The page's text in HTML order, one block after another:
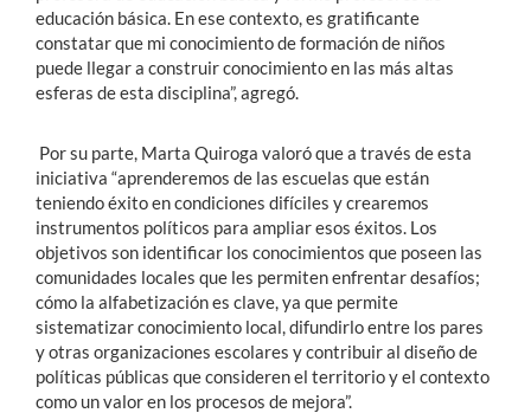
educación básica. En ese contexto, es gratificante
constatar que mi conocimiento de formación de niños
puede llegar a construir conocimiento en las más altas
esferas de esta disciplina”, agregó.
Por su parte, Marta Quiroga valoró que a través de esta
iniciativa “aprenderemos de las escuelas que están
teniendo éxito en condiciones difíciles y crearemos
instrumentos políticos para ampliar esos éxitos. Los
objetivos son identificar los conocimientos que poseen las
comunidades locales que les permiten enfrentar desafíos;
cómo la alfabetización es clave, ya que permite
sistematizar conocimiento local, difundirlo entre los pares
y otras organizaciones escolares y contribuir al diseño de
políticas públicas que consideren el territorio y el contexto
como un valor en los procesos de mejora”.